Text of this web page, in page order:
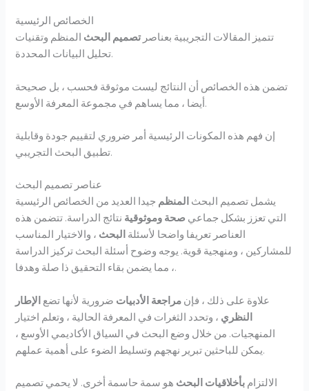
الخصائص الرئيسية
تتميز المقالات التجريبية بعناصرتصميم البحث المنظم وتقنيات
تحليل البيانات المحددة.
تضمن هذه الخصائص أن النتائج ليست موثوقة فحسب ، بل صحيحة
أيضا ، مما يساهم في مجموعة المعرفة الأوسع.
إن فهم هذه المكونات الرئيسية أمر ضروري لتقييم جودة وقابلية
تطبيق البحث التجريبي.
عناصر تصميم البحث
يشمل تصميم البحث المنظم جيدا العديد من الخصائص الرئيسية
التي تعزز بشكل جماعي صحة وموثوقية نتائج الدراسة. تتضمن هذه
العناصر تعريفا واضحا لأسئلة البحث ، والاختيار المناسب
للمشاركين ، ومنهجية قوية. يوجه وضوح أسئلة البحث تركيز الدراسة
، مما يضمن بقاء التحقيق ذا صلة وهدفا.
علاوة على ذلك ، فإن مراجعة الأدبيات ضرورية لأنها تضع الإطار
النظري ، وتحدد الثغرات في المعرفة الحالية ، وتعلم اختيار
المنهجيات. من خلال وضع البحث في السياق الأكاديمي الأوسع ،
يمكن للباحثين تبرير نهجهم وتسليط الضوء على أهمية عملهم.
الالتزام بأخلاقيات البحث هو سمة حاسمة أخرى. لا يحمي تصميم